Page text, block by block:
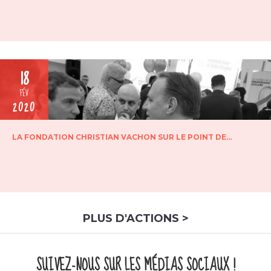
18
FÉV
2020
LA FONDATION CHRISTIAN VACHON SUR LE POINT DE…
PLUS D'ACTIONS >
SUIVEZ-NOUS SUR LES MÉDIAS SOCIAUX !